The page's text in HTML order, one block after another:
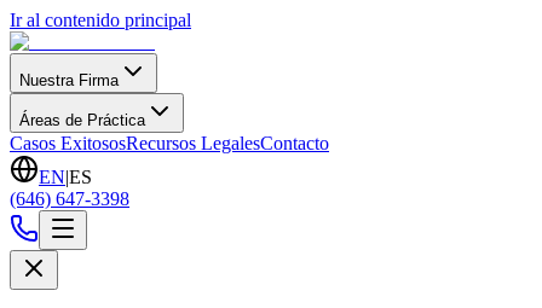
Ir al contenido principal
Nuestra Firma
Áreas de Práctica
Casos ExitososRecursos LegalesContacto
EN|ES
(646) 647-3398